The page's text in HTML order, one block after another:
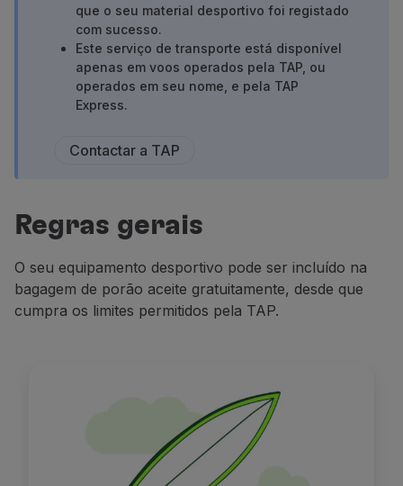
Alugar carro
Alojamento
Check-in
Informações de Check-in
TAP Miles&Go
Conhecer o Programa
Parceiros
Club TAP Miles&Go
Promoções e Ofertas
Central de ajuda
Perguntas frequentes
Bagagem perdida / danificada
Voo atrasado / cancelado
que o seu material desportivo foi registado
com sucesso.
Este serviço de transporte está disponível
apenas em voos operados pela TAP, ou
operados em seu nome, e pela TAP
Express.
Contactar a TAP
Regras gerais
O seu equipamento desportivo pode ser incluído na
bagagem de porão aceite gratuitamente, desde que
cumpra os limites permitidos pela TAP.